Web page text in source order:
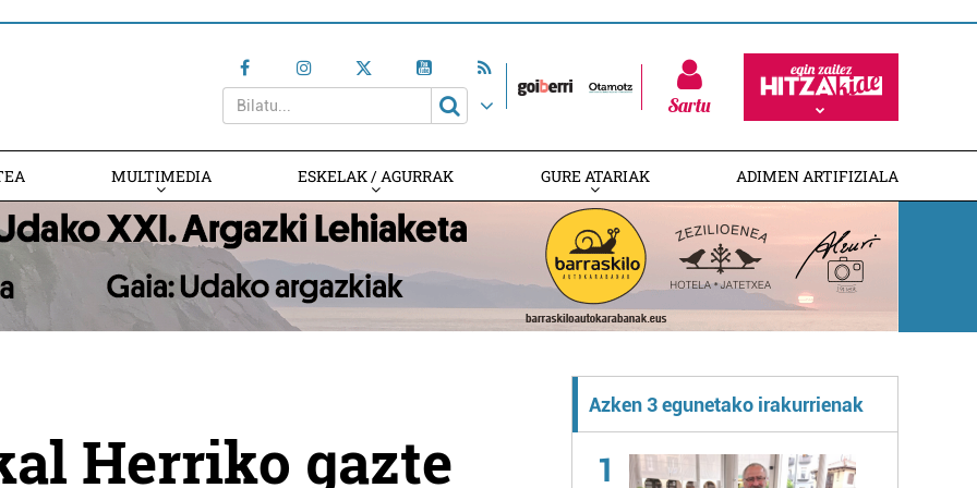
Sartu
MULTIMEDIA ESKELAK / AGURRAK GURE ATARIAK ADIMEN ARTIFIZIALA
Herriko gazte
Azken 3 egunetako irakurrienak
1